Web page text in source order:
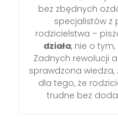
bez zbędnych
specjalistów z
rodzicielstwa –
działa, nie o
Żadnych rewolucji
sprawdzona wiedza,
dla tego, że
trudne bez